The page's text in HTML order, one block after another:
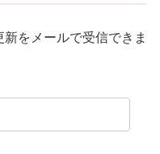
をメールで受信できま